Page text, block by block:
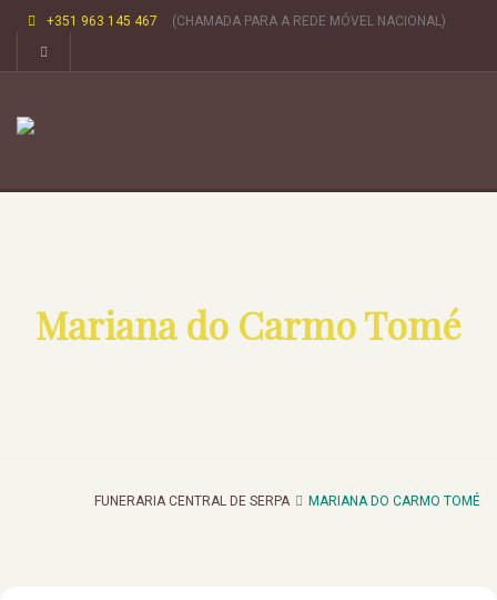
+351 963 145 467 (CHAMADA PARA A REDE MÓVEL NACIONAL)
Mariana do Carmo Tomé
FUNERARIA CENTRAL DE SERPA MARIANA DO CARMO TOMÉ